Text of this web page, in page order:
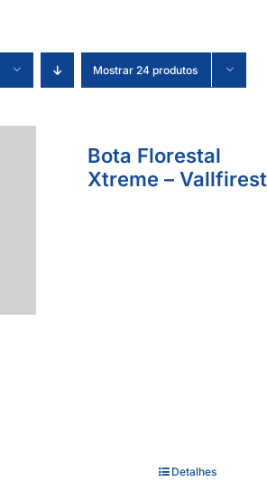
Mostrar 24 produtos
Bota Florestal
Xtreme – Vallfirest
Detalhes